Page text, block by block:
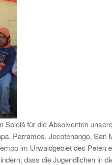
Sololá für die Absolventen
Parramos, Jocotenango, San
im Urwaldgebiet des Petén
dass die Jugendlichen in